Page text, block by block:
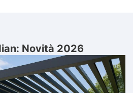
per lasciarti ispirare
oppure scaricalo
sempre con te.
completo
Novità 2026